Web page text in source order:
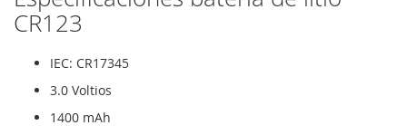
CR123
IEC: CR17345
3.0 Voltios
1400 mAh